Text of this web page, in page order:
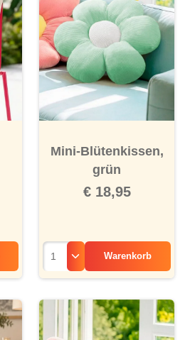
Mini-Blütenkissen,
grün
€ 18,95
Warenkorb